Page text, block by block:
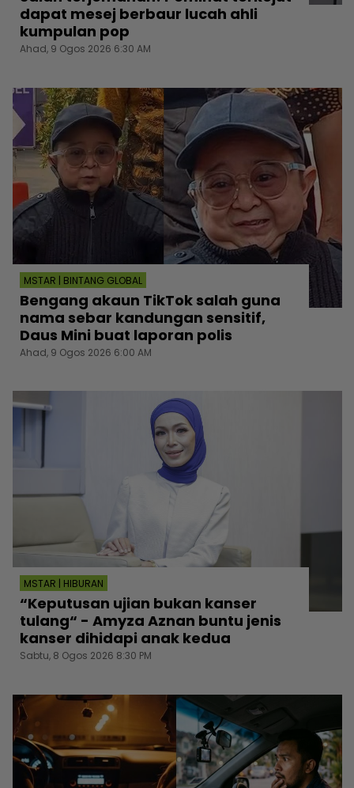
dapat mesej berbaur lucah ahli
kumpulan pop
Ahad, 9 Ogos 2026 6:30 AM
MSTAR | BINTANG GLOBAL
Bengang akaun TikTok salah guna
nama sebar kandungan sensitif,
Daus Mini buat laporan polis
Ahad, 9 Ogos 2026 6:00 AM
MSTAR | HIBURAN
“Keputusan ujian bukan kanser
tulang“ - Amyza Aznan buntu jenis
kanser dihidapi anak kedua
Sabtu, 8 Ogos 2026 8:30 PM